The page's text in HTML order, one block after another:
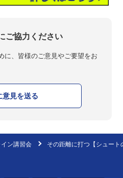
ご協力ください
に、皆様のご意見やご要望をお
見を送る
ン講習会 その距離に打つ【シュー